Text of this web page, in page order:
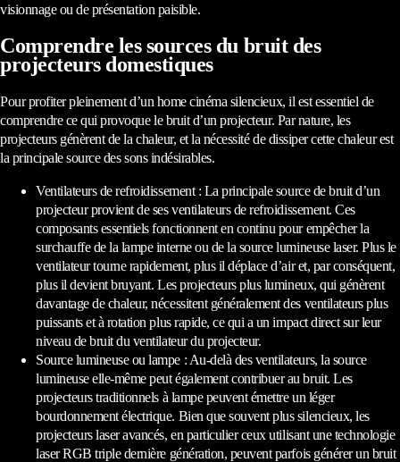
visionnage ou de présentation paisible.
Comprendre les sources du bruit des
projecteurs domestiques
Pour profiter pleinement d’un home cinéma silencieux, il est essentiel de
comprendre ce qui provoque le bruit d’un projecteur. Par nature, les
projecteurs génèrent de la chaleur, et la nécessité de dissiper cette chaleur est
la principale source des sons indésirables.
Ventilateurs de refroidissement : La principale source de bruit d’un
projecteur provient de ses ventilateurs de refroidissement. Ces
composants essentiels fonctionnent en continu pour empêcher la
surchauffe de la lampe interne ou de la source lumineuse laser. Plus le
ventilateur tourne rapidement, plus il déplace d’air et, par conséquent,
plus il devient bruyant. Les projecteurs plus lumineux, qui génèrent
davantage de chaleur, nécessitent généralement des ventilateurs plus
puissants et à rotation plus rapide, ce qui a un impact direct sur leur
niveau de bruit du ventilateur du projecteur.
Source lumineuse ou lampe : Au-delà des ventilateurs, la source
lumineuse elle-même peut également contribuer au bruit. Les
projecteurs traditionnels à lampe peuvent émettre un léger
bourdonnement électrique. Bien que souvent plus silencieux, les
projecteurs laser avancés, en particulier ceux utilisant une technologie
laser RGB triple dernière génération, peuvent parfois générer un bruit